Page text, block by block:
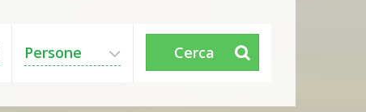
Persone Cerca